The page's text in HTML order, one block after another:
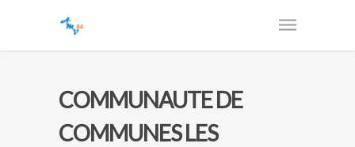
COMMUNAUTE DE
COMMUNES LES